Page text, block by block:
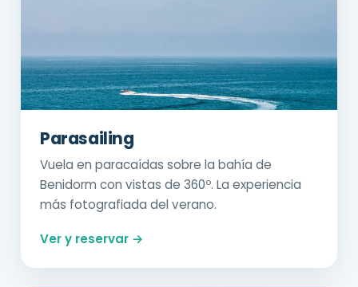
Parasailing
Vuela en paracaídas sobre la bahía de
Benidorm con vistas de 360º. La experiencia
más fotografiada del verano.
Ver y reservar →